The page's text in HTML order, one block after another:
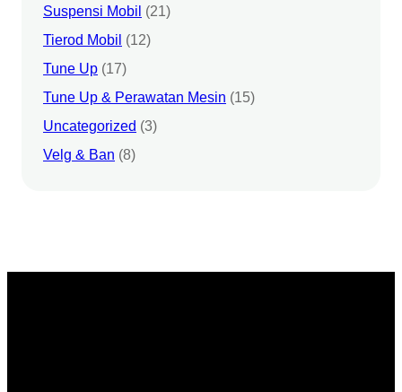
Suspensi Mobil (21)
Tierod Mobil (12)
Tune Up (17)
Tune Up & Perawatan Mesin (15)
Uncategorized (3)
Velg & Ban (8)